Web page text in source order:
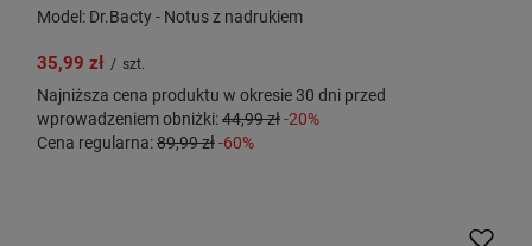
Model: Dr.Bacty - Notus z nadrukiem
35,99 zł / szt.
Najniższa cena produktu w okresie 30 dni przed
wprowadzeniem obniżki:44,99 zł-20%
Cena regularna:89,99 zł-60%